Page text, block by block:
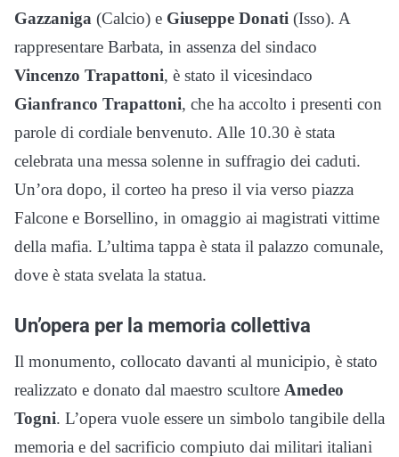
Gazzaniga (Calcio) e Giuseppe Donati (Isso). A
rappresentare Barbata, in assenza del sindaco
Vincenzo Trapattoni, è stato il vicesindaco
Gianfranco Trapattoni, che ha accolto i presenti con
parole di cordiale benvenuto. Alle 10.30 è stata
celebrata una messa solenne in suffragio dei caduti.
Un’ora dopo, il corteo ha preso il via verso piazza
Falcone e Borsellino, in omaggio ai magistrati vittime
della mafia. L’ultima tappa è stata il palazzo comunale,
dove è stata svelata la statua.
Un’opera per la memoria collettiva
Il monumento, collocato davanti al municipio, è stato
realizzato e donato dal maestro scultore Amedeo
Togni. L’opera vuole essere un simbolo tangibile della
memoria e del sacrificio compiuto dai militari italiani